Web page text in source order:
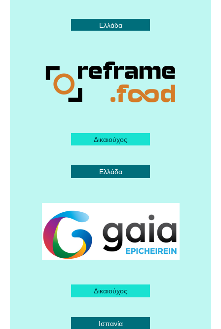
Ελλάδα
Δικαιούχος
Ελλάδα
Δικαιούχος
Ισπανία